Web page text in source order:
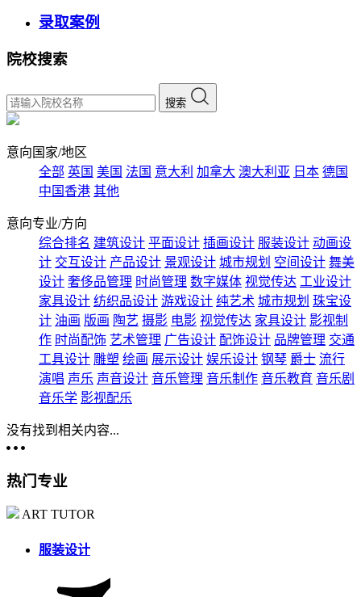
录取案例
院校搜索
搜索
意向国家/地区
全部 英国 美国 法国 意大利 加拿大 澳大利亚 日本 德国
中国香港 其他
意向专业/方向
综合排名 建筑设计 平面设计 插画设计 服装设计 动画设
计 交互设计 产品设计 景观设计 城市规划 空间设计 舞美
设计 奢侈品管理 时尚管理 数字媒体 视觉传达 工业设计
家具设计 纺织品设计 游戏设计 纯艺术 城市规划 珠宝设
计 油画 版画 陶艺 摄影 电影 视觉传达 家具设计 影视制
作 时尚配饰 艺术管理 广告设计 配饰设计 品牌管理 交通
工具设计 雕塑 绘画 展示设计 娱乐设计 钢琴 爵士 流行
演唱 声乐 声音设计 音乐管理 音乐制作 音乐教育 音乐剧
音乐学 影视配乐
没有找到相关内容...
热门专业
ART TUTOR
服装设计